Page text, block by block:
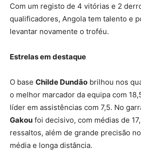
Com um registo de 4 vitórias e 2
qualificadores, Angola tem talento e
levantar novamente o troféu.
Estrelas em destaque
O base Childe Dundão brilhou nos
o melhor marcador da equipa com
líder em assistências com 7,5. No
Gakou foi decisivo, com médias de
ressaltos, além de grande precisão
média e longa distância.